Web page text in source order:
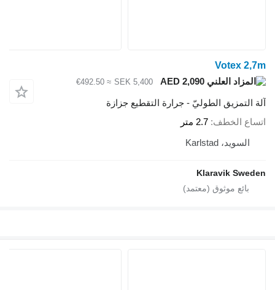
Votex 2,7m
SEK 5,400
≈ €492.50
آلة التمزيق الطوليّ - جرارة التقطيع جزازة
اتساع الخطف 2.7 متر
السويد، Karlstad
Klaravik Sweden